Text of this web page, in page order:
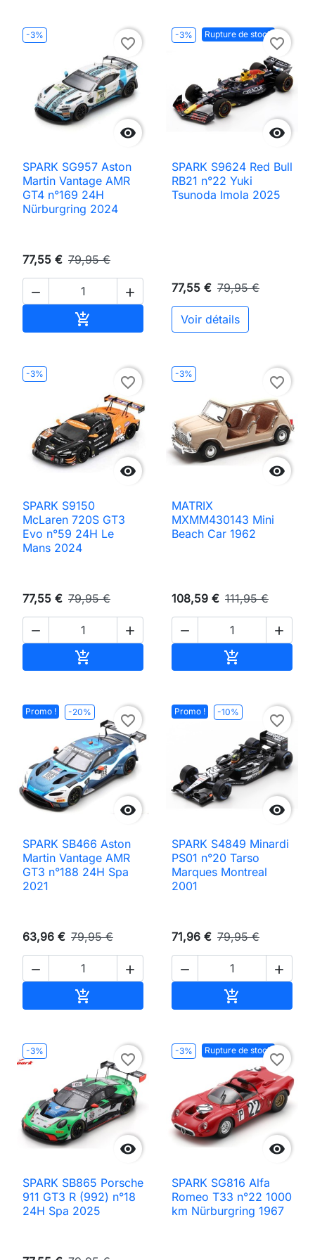
-3%

favorite_border
SPARK SG957 Aston
Martin Vantage AMR
GT4 n°169 24H
Nürburgring 2024
77,55 € 79,95 €
 
 Ajouter au panier
-3% Rupture de stock

favorite_border
SPARK S9624 Red Bull
RB21 n°22 Yuki
Tsunoda Imola 2025
77,55 € 79,95 €
Voir détails
-3%

favorite_border
SPARK S9150
McLaren 720S GT3
Evo n°59 24H Le
Mans 2024
77,55 € 79,95 €
 

-3%

favorite_border
MATRIX
MXMM430143 Mini
Beach Car 1962
108,59 € 111,95 €
 

Promo ! -20%

favorite_border
SPARK SB466 Aston
Martin Vantage AMR
GT3 n°188 24H Spa
2021
63,96 € 79,95 €
 

Promo ! -10%

favorite_border
SPARK S4849 Minardi
PS01 n°20 Tarso
Marques Montreal
2001
71,96 € 79,95 €
 

-3%

favorite_border
SPARK SB865 Porsche
911 GT3 R (992) n°18
24H Spa 2025
-3% Rupture de stock

favorite_border
SPARK SG816 Alfa
Romeo T33 n°22 1000
km Nürburgring 1967